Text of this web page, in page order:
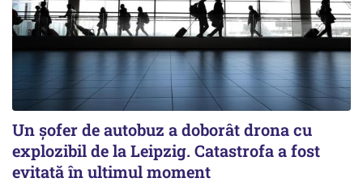
Un șofer de autobuz a doborât drona cu
explozibil de la Leipzig. Catastrofa a fost
evitată în ultimul moment